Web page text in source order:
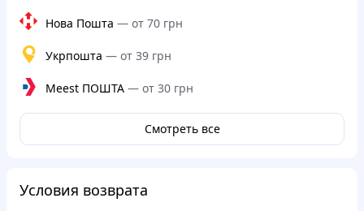
Нова Пошта — от 70 грн
Укрпошта — от 39 грн
Meest ПОШТА — от 30 грн
Смотреть все
Условия возврата